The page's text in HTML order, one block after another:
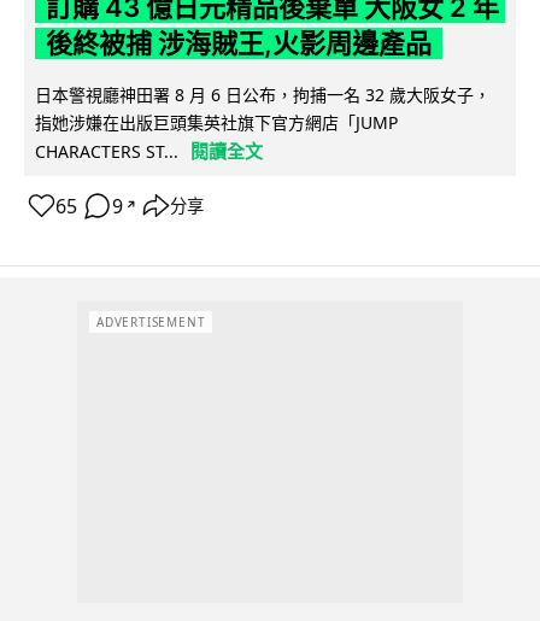
訂購 43 億日元精品後棄單 大阪女 2 年
後終被捕 涉海賊王,火影周邊產品
日本警視廳神田署 8 月 6 日公布，拘捕一名 32 歲大阪女子，
指她涉嫌在出版巨頭集英社旗下官方網店「JUMP
CHARACTERS ST...
閱讀全文
65 9 ↗ 分享
ADVERTISEMENT